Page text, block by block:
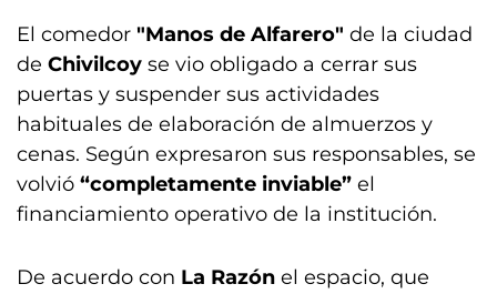
El comedor "Manos de Alfarero" de la ciudad
de Chivilcoy se vio obligado a cerrar sus
puertas y suspender sus actividades
habituales de elaboración de almuerzos y
cenas. Según expresaron sus responsables, se
volvió “completamente inviable” el
financiamiento operativo de la institución.
De acuerdo con La Razón el espacio, que